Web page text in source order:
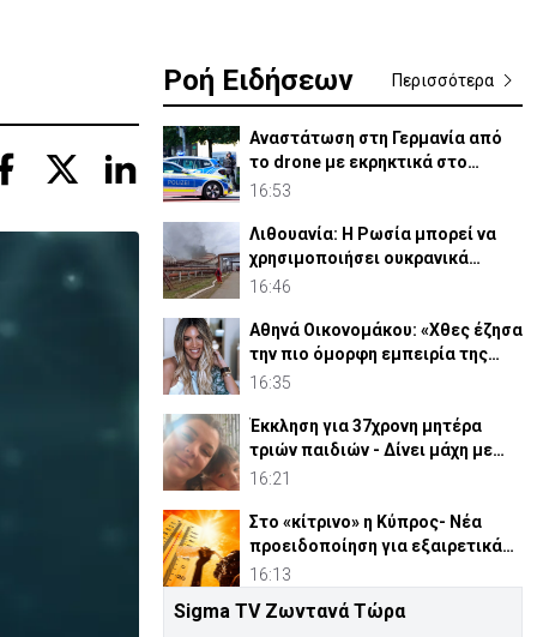
Ροή Ειδήσεων Περισσότερα
Αναστάτωση στη Γερμανία από
το drone με εκρηκτικά στο
αεροδρόμιο
16:53
Λιθουανία: Η Ρωσία μπορεί να
χρησιμοποιήσει ουκρανικά
drones κατά της Βαλτικής
16:46
Αθηνά Οικονομάκου: «Χθες έζησα
την πιο όμορφη εμπειρία της
ζωής μου»
16:35
Έκκληση για 37χρονη μητέρα
τριών παιδιών - Δίνει μάχη με
σπάνια μορφή καρκίνου
16:21
Στο «κίτρινο» η Κύπρος- Νέα
προειδοποίηση για εξαιρετικά
υψηλές θερμοκρασίες
16:13
Δαμιανός: Τεράστια νέα
Sigma TV Ζωντανά Τώρα